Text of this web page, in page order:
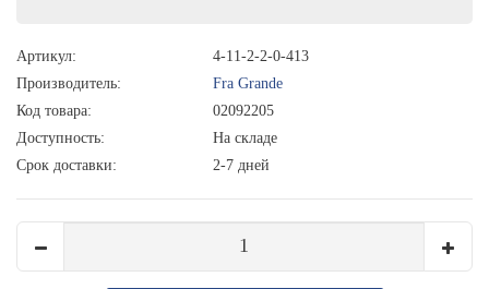
Артикул:
4-11-2-2-0-413
Производитель:
Fra Grande
Код товара:
02092205
Доступность:
На складе
Срок доставки:
2-7 дней